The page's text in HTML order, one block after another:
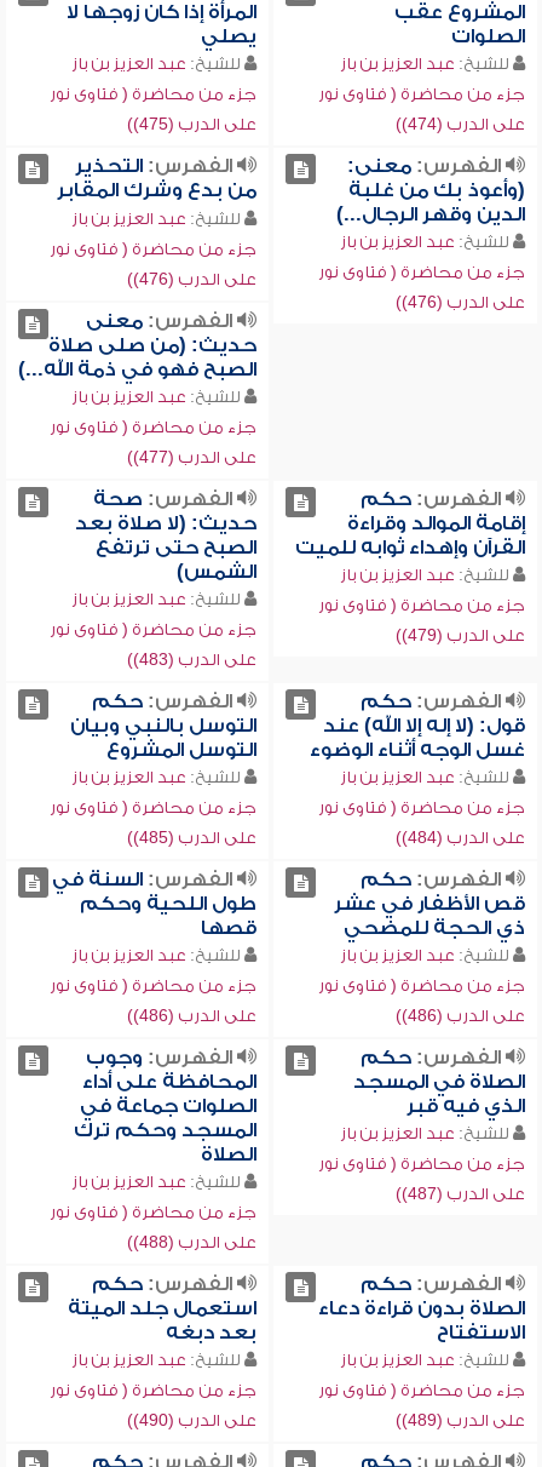
المشروع عقب
الصلوات
للشيخ: عبد العزيز بن باز
جزء من محاضرة ( فتاوى نور
على الدرب (474))
المرأة إذا كان زوجها لا
يصلي
للشيخ: عبد العزيز بن باز
جزء من محاضرة ( فتاوى نور
على الدرب (475))
الفهرس:معنى:
(وأعوذ بك من غلبة
الدين وقهر الرجال...)
للشيخ: عبد العزيز بن باز
جزء من محاضرة ( فتاوى نور
على الدرب (476))
الفهرس:التحذير
من بدع وشرك المقابر
للشيخ: عبد العزيز بن باز
جزء من محاضرة ( فتاوى نور
على الدرب (476))
الفهرس:معنى
حديث: (من صلى صلاة
الصبح فهو في ذمة الله...)
للشيخ: عبد العزيز بن باز
جزء من محاضرة ( فتاوى نور
على الدرب (477))
الفهرس:حكم
إقامة الموالد وقراءة
القرآن وإهداء ثوابه للميت
للشيخ: عبد العزيز بن باز
جزء من محاضرة ( فتاوى نور
على الدرب (479))
الفهرس: صحة
حديث: (لا صلاة بعد
الصبح حتى ترتفع
الشمس)
للشيخ: عبد العزيز بن باز
جزء من محاضرة ( فتاوى نور
على الدرب (483))
الفهرس:حكم
قول: (لا إله إلا الله) عند
غسل الوجه أثناء الوضوء
للشيخ: عبد العزيز بن باز
جزء من محاضرة ( فتاوى نور
على الدرب (484))
الفهرس:حكم
التوسل بالنبي وبيان
التوسل المشروع
للشيخ: عبد العزيز بن باز
جزء من محاضرة ( فتاوى نور
على الدرب (485))
الفهرس:حكم
قص الأظفار في عشر
ذي الحجة للمضحي
للشيخ: عبد العزيز بن باز
جزء من محاضرة ( فتاوى نور
على الدرب (486))
الفهرس:السنة في
طول اللحية وحكم
قصها
للشيخ: عبد العزيز بن باز
جزء من محاضرة ( فتاوى نور
على الدرب (486))
الفهرس:حكم
الصلاة في المسجد
الذي فيه قبر
للشيخ: عبد العزيز بن باز
جزء من محاضرة ( فتاوى نور
على الدرب (487))
الفهرس: وجوب
المحافظة على أداء
الصلوات جماعة في
المسجد وحكم ترك
الصلاة
للشيخ: عبد العزيز بن باز
جزء من محاضرة ( فتاوى نور
على الدرب (488))
الفهرس:حكم
الصلاة بدون قراءة دعاء
الاستفتاح
للشيخ: عبد العزيز بن باز
جزء من محاضرة ( فتاوى نور
على الدرب (489))
الفهرس:حكم
استعمال جلد الميتة
بعد دبغه
للشيخ: عبد العزيز بن باز
جزء من محاضرة ( فتاوى نور
على الدرب (490))
الفهرس:حكم الفهرس:حكم